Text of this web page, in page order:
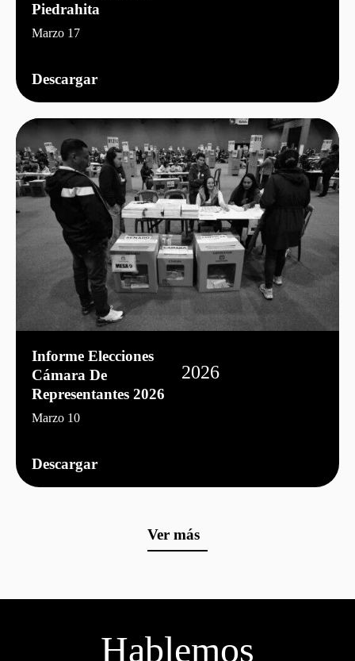
Piedrahita
Marzo 17
Descargar
Informe Elecciones
Cámara De
Representantes 2026
2026
Marzo 10
Descargar
Ver más
Hablemos